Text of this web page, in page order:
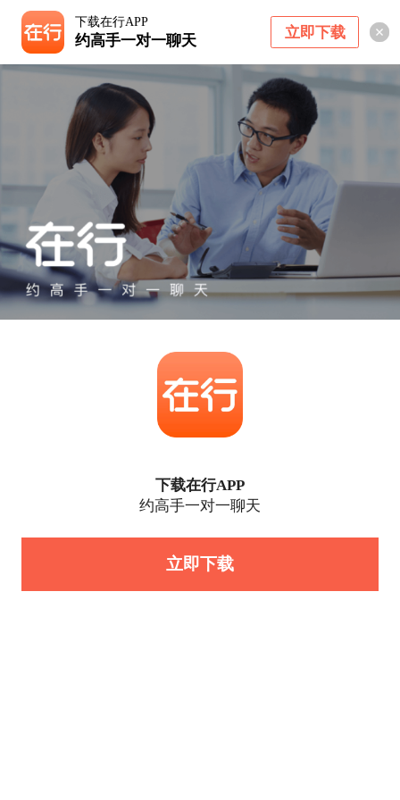
下载在行APP
约高手一对一聊天 立即下载
下载在行APP
约高手一对一聊天
立即下载